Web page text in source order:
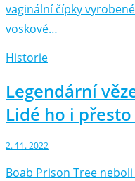
vaginální čípky
voskové…
Historie
Legendární
Lidé ho i
2. 11. 2022
Boab Prison Tree